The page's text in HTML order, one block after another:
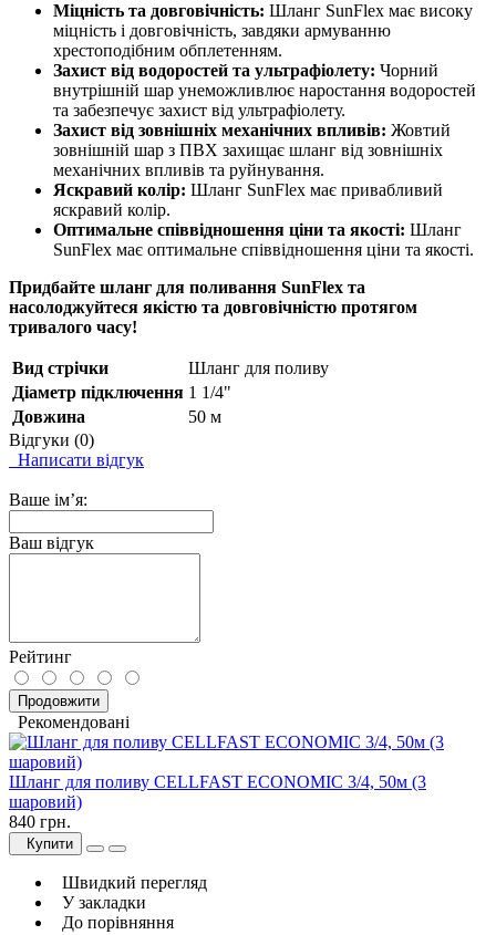
Міцність та довговічність: Шланг SunFlex має високу
міцність і довговічність, завдяки армуванню
хрестоподібним обплетенням.
Захист від водоростей та ультрафіолету: Чорний
внутрішній шар унеможливлює наростання водоростей
та забезпечує захист від ультрафіолету.
Захист від зовнішніх механічних впливів: Жовтий
зовнішній шар з ПВХ захищає шланг від зовнішніх
механічних впливів та руйнування.
Яскравий колір: Шланг SunFlex має привабливий
яскравий колір.
Оптимальне співвідношення ціни та якості: Шланг
SunFlex має оптимальне співвідношення ціни та якості.
Придбайте шланг для поливання SunFlex та
насолоджуйтеся якістю та довговічністю протягом
тривалого часу!
Вид стрічки
Шланг для поливу
Діаметр підключення 1 1/4"
Довжина
50 м
Відгуки (0)
Написати відгук
Ваше ім’я:
Ваш відгук
Рейтинг
Продовжити
Рекомендовані
Шланг для поливу CELLFAST ECONOMIC 3/4, 50м (3
шаровий)
840 грн.
Купити
Швидкий перегляд
У закладки
До порівняння